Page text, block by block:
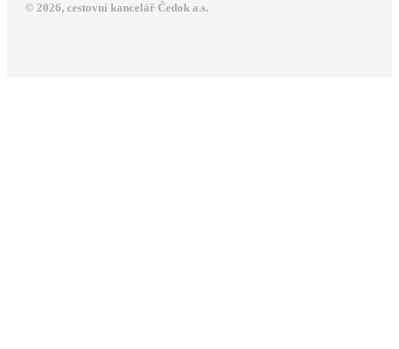
© 2026, cestovní kancelář Čedok a.s.